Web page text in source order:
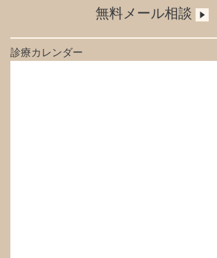
無料メール相談
診療カレンダー